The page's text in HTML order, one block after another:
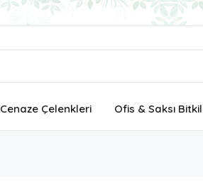
Cenaze Çelenkleri Ofis & Saksı